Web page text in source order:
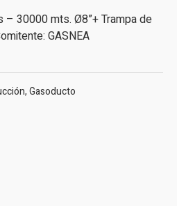
– 30000 mts. Ø8”+ Trampa de
GASNEA
,Gasoducto